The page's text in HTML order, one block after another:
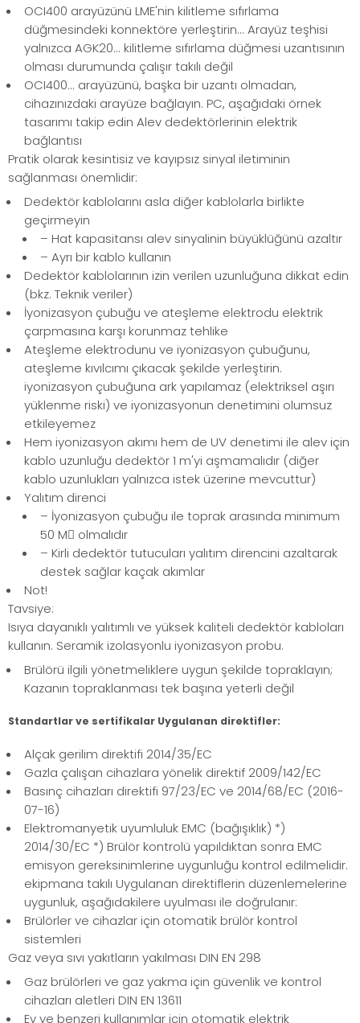
OCI400 arayüzünü LME'nin kilitleme sıfırlama
düğmesindeki konnektöre yerleştirin... Arayüz teşhisi
yalnızca AGK20... kilitleme sıfırlama düğmesi uzantısının
olması durumunda çalışır takılı değil
OCI400... arayüzünü, başka bir uzantı olmadan,
cihazınızdaki arayüze bağlayın. PC, aşağıdaki örnek
tasarımı takip edin Alev dedektörlerinin elektrik
bağlantısı
Pratik olarak kesintisiz ve kayıpsız sinyal iletiminin
sağlanması önemlidir:
Dedektör kablolarını asla diğer kablolarla birlikte
geçirmeyin
– Hat kapasitansı alev sinyalinin büyüklüğünü azaltır
– Ayrı bir kablo kullanın
Dedektör kablolarının izin verilen uzunluğuna dikkat edin
(bkz. Teknik veriler)
İyonizasyon çubuğu ve ateşleme elektrodu elektrik
çarpmasına karşı korunmaz tehlike
Ateşleme elektrodunu ve iyonizasyon çubuğunu,
ateşleme kıvılcımı çıkacak şekilde yerleştirin.
iyonizasyon çubuğuna ark yapılamaz (elektriksel aşırı
yüklenme riski) ve iyonizasyonun denetimini olumsuz
etkileyemez
Hem iyonizasyon akımı hem de UV denetimi ile alev için
kablo uzunluğu dedektör 1 m'yi aşmamalıdır (diğer
kablo uzunlukları yalnızca istek üzerine mevcuttur)
Yalıtım direnci
– İyonizasyon çubuğu ile toprak arasında minimum
50 M olmalıdır
– Kirli dedektör tutucuları yalıtım direncini azaltarak
destek sağlar kaçak akımlar
Not!
Tavsiye:
Isıya dayanıklı yalıtımlı ve yüksek kaliteli dedektör kabloları
kullanın. Seramik izolasyonlu iyonizasyon probu.
Brülörü ilgili yönetmeliklere uygun şekilde topraklayın;
Kazanın topraklanması tek başına yeterli değil
Standartlar ve sertifikalar Uygulanan direktifler:
Alçak gerilim direktifi 2014/35/EC
Gazla çalışan cihazlara yönelik direktif 2009/142/EC
Basınç cihazları direktifi 97/23/EC ve 2014/68/EC (2016-
07-16)
Elektromanyetik uyumluluk EMC (bağışıklık) *)
2014/30/EC *) Brülör kontrolü yapıldıktan sonra EMC
emisyon gereksinimlerine uygunluğu kontrol edilmelidir.
ekipmana takılı Uygulanan direktiflerin düzenlemelerine
uygunluk, aşağıdakilere uyulması ile doğrulanır:
Brülörler ve cihazlar için otomatik brülör kontrol
sistemleri
Gaz veya sıvı yakıtların yakılması DIN EN 298
Gaz brülörleri ve gaz yakma için güvenlik ve kontrol
cihazları aletleri DIN EN 13611
Ev ve benzeri kullanımlar için otomatik elektrik